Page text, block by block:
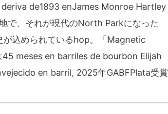
de1893 enJames Monroe Hartley
で、それが現代のNorth Parkになった
込められているhop。「Magnetic
meses en barriles de bourbon Elijah
en barril, 2025年GABFPlata受賞